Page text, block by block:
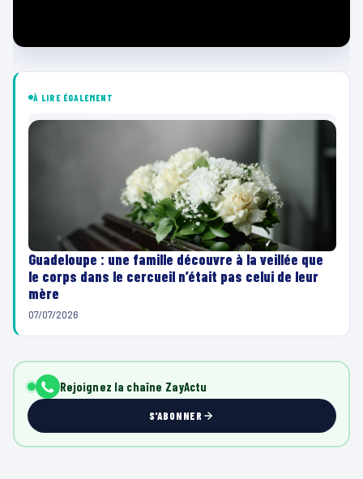
À LIRE ÉGALEMENT
Guadeloupe : une famille découvre à la veillée que
le corps dans le cercueil n’était pas celui de leur
mère
07/07/2026
Rejoignez la chaîne ZayActu
S'ABONNER